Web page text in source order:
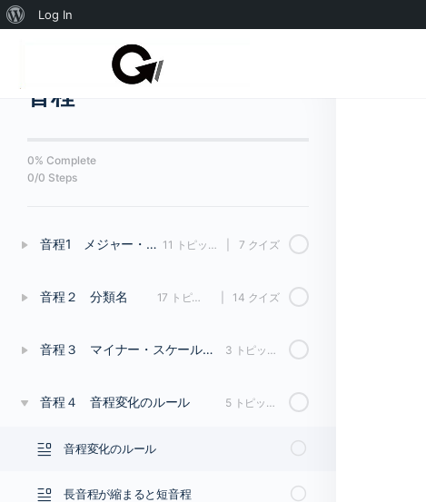
WordPress
い
Log In
Back to コース
音程
0% Complete
0/0 Steps
音程1 メジャー・スケールの音程 11 トピックス 7 クイズ
音程２ 分類名 17 トピックス 14 クイズ
音程３ マイナー・スケールの音程 3 トピックス
音程４ 音程変化のルール 5 トピックス
音程変化のルール
長音程が縮まると短音程